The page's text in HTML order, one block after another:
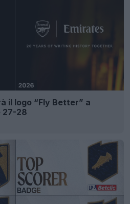
il logo “Fly Better” a
27-28